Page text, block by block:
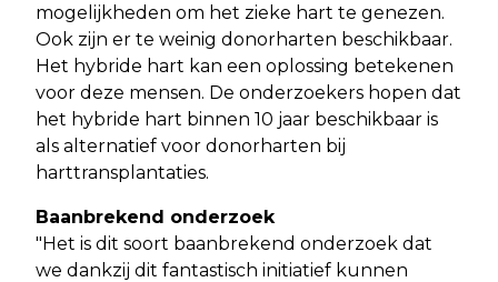
mogelijkheden om het zieke hart te genezen.
Ook zijn er te weinig donorharten beschikbaar.
Het hybride hart kan een oplossing betekenen
voor deze mensen. De onderzoekers hopen dat
het hybride hart binnen 10 jaar beschikbaar is
als alternatief voor donorharten bij
harttransplantaties.
Baanbrekend onderzoek
"Het is dit soort baanbrekend onderzoek dat
we dankzij dit fantastisch initiatief kunnen